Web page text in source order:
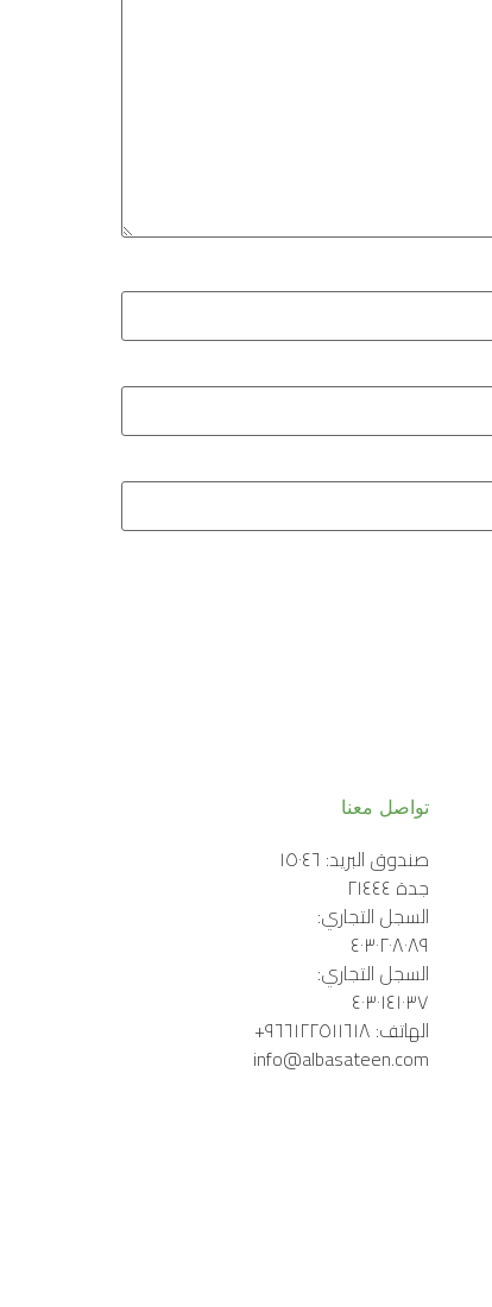
تواصل معنا
info@albasateen.com